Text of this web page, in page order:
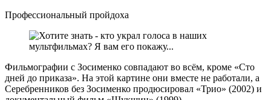
Профессиональный пройдоха
Фильмографии с Зосименко совпадают во всём, кроме «Сто
дней до приказа». На этой картине они вместе не работали, а
Серебренников без Зосименко продюсировал «Трио» (2002) и